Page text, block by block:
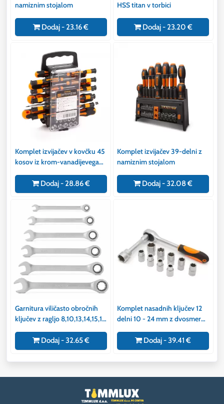
namiznim stojalom
Dodaj - 23.16 €
HSS titan v torbici
Dodaj - 23.20 €
Komplet izvijačev v kovčku 45
kosov iz krom-vanadijevega
Dodaj - 28.86 €
Komplet izvijačev 39-delni z
namiznim stojalom
Dodaj - 32.08 €
Garnitura viličasto obročnih
ključev z ragljo 8,10,13,14,15,17
Dodaj - 32.65 €
Komplet nasadnih ključev 12
delni 10 - 24 mm z dvosmerno
Dodaj - 39.41 €